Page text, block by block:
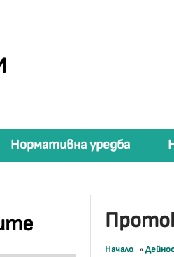
Нормативна уредба
Начало »